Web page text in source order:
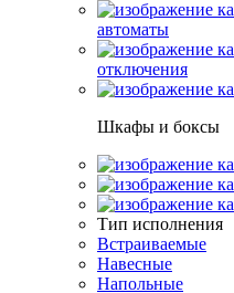
автоматы
отключения
Шкафы и боксы
Тип исполнения
Встраиваемые
Навесные
Напольные